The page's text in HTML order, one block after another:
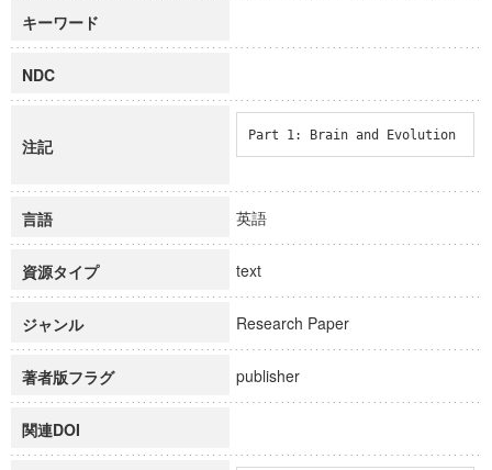
キーワード
NDC
注記
Part 1: Brain and Evolution
言語 英語
資源タイプ text
ジャンル Research Paper
著者版フラグ publisher
関連DOI